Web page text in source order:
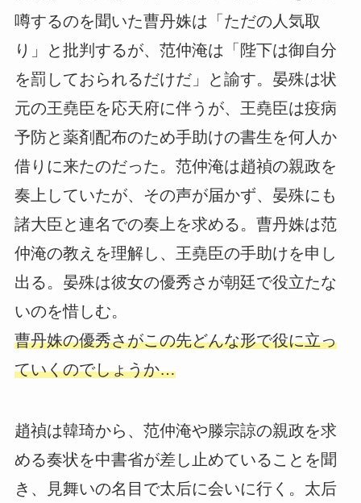
噂するのを聞いた曹丹姝は「ただの人気取
り」と批判するが、范仲淹は「陛下は御自分
を罰しておられるだけだ」と諭す。晏殊は状
元の王堯臣を応天府に伴うが、王堯臣は疫病
予防と薬剤配布のため手助けの書生を何人か
借りに来たのだった。范仲淹は趙禎の親政を
奏上していたが、その声が届かず、晏殊にも
諸大臣と連名での奏上を求める。曹丹姝は范
仲淹の教えを理解し、王堯臣の手助けを申し
出る。晏殊は彼女の優秀さが朝廷で役立たな
いのを惜しむ。
曹丹姝の優秀さがこの先どんな形で役に立っ
ていくのでしょうか…
趙禎は韓琦から、范仲淹や滕宗諒の親政を求
める奏状を中書省が差し止めていることを聞
き、見舞いの名目で太后に会いに行く。太后